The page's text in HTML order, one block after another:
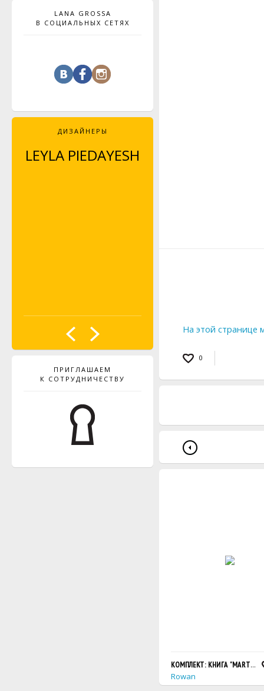
LANA GROSSA
В СОЦИАЛЬНЫХ СЕТЯХ
ДИЗАЙНЕРЫ
LEYLA PIEDAYESH
ПРИГЛАШАЕМ
К СОТРУДНИЧЕСТВУ
На этой странице
0
КОМПЛЕКТ: КНИГА "MARTIN
Rowan